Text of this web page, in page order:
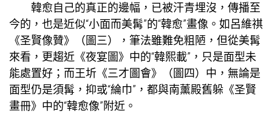
韓愈自己的真正的邊幅，已被汗青埋沒，傳播至
今的，也是近似“小面而美髯”的“韓愈”畫像。如呂維祺
《圣賢像贊》（圖三），筆法雖難免粗陋，但從美髯
來看，更趨近《夜宴圖》中的“韓熙載”，只是面型未
能處置好；而王圻《三才圖會》（圖四）中，無論是
面型仍是須髯，抑或“綸巾”，都與南薰殿舊躲《圣賢
畫冊》中的“韓愈像”附近。